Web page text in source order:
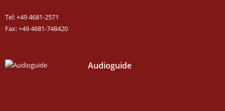
Tel: +49 4681-2571
Fax: +49 4681-748420
Audioguide